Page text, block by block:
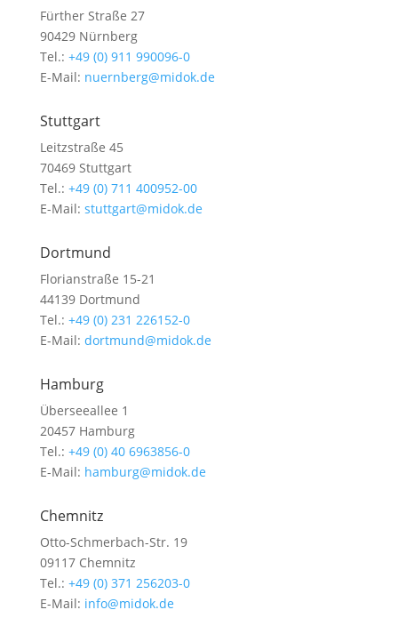
Fürther Straße 27
90429 Nürnberg
Tel.: +49 (0) 911 990096-0
E-Mail: nuernberg@midok.de
Stuttgart
Leitzstraße 45
70469 Stuttgart
Tel.: +49 (0) 711 400952-00
E-Mail: stuttgart@midok.de
Dortmund
Florianstraße 15-21
44139 Dortmund
Tel.: +49 (0) 231 226152-0
E-Mail: dortmund@midok.de
Hamburg
Überseeallee 1
20457 Hamburg
Tel.: +49 (0) 40 6963856-0
E-Mail: hamburg@midok.de
Chemnitz
Otto-Schmerbach-Str. 19
09117 Chemnitz
Tel.: +49 (0) 371 256203-0
E-Mail: info@midok.de